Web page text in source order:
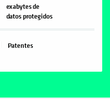
exabytes de
datos protegidos
Patentes